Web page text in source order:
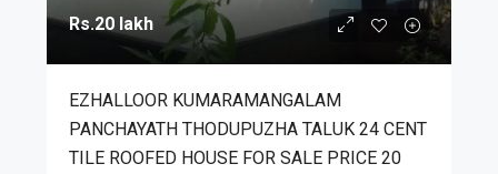
Rs.20 lakh
EZHALLOOR KUMARAMANGALAM
PANCHAYATH THODUPUZHA TALUK 24 CENT
TILE ROOFED HOUSE FOR SALE PRICE 20